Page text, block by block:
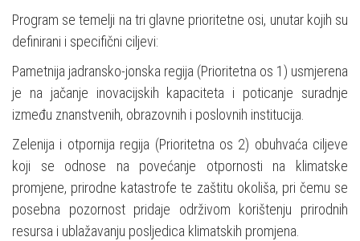
Program se temelji na tri glavne prioritetne osi, unutar kojih su
definirani i specifični ciljevi:
Pametnija jadransko-jonska regija (Prioritetna os 1) usmjerena
je na jačanje inovacijskih kapaciteta i poticanje suradnje
između znanstvenih, obrazovnih i poslovnih institucija.
Zelenija i otpornija regija (Prioritetna os 2) obuhvaća ciljeve
koji se odnose na povećanje otpornosti na klimatske
promjene, prirodne katastrofe te zaštitu okoliša, pri čemu se
posebna pozornost pridaje održivom korištenju prirodnih
resursa i ublažavanju posljedica klimatskih promjena.